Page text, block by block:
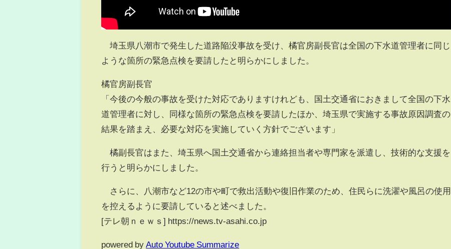
埼玉県八潮市で発生した道路陥没事故を受け、橘官房副長官は全国の下水道管理者に同じ
ような箇所の緊急点検を要請したと明らかにしました。
橘官房副長官
「今後の今般の事故を受けた対応でありますけれども、国土交通省におきまして全国の下水
道管理者に対し、同様な箇所の緊急点検を要請したほか、埼玉県で実施する事故原因調査の
結果を踏まえ、必要な対応を実施していく方針でございます」
橘副長官はまた、埼玉県へ国土交通省から連絡担当者や専門家を派遣し、技術的な支援を
行うと明らかにしました。
さらに、八潮市など12の市や町で救出活動や復旧作業のため、住民らに洗濯や風呂の使用
を控えるように要請していると述べました。
[テレ朝ｎｅｗｓ] https://news.tv-asahi.co.jp
powered by Auto Youtube Summarize